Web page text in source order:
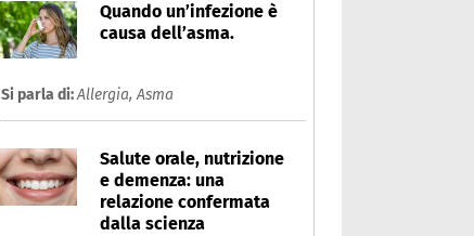
Quando un’infezione è
causa dell’asma.
Si parla di:Allergia,Asma
Salute orale, nutrizione
e demenza: una
relazione confermata
dalla scienza